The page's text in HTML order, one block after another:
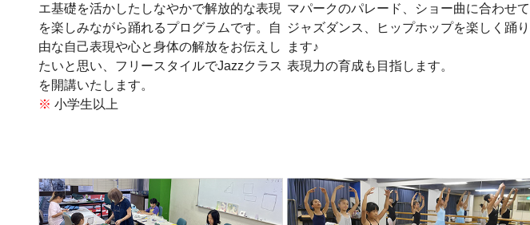
エ基礎を活かしたしなやかで解放的な表現
を楽しみながら踊れるプログラムです。自
由な自己表現や心と身体の解放をお伝えし
たいと思い、フリースタイルでJazzクラス
を開講いたします。
※ 小学生以上
マパークのパレード、ショー曲に合わせて
ジャズダンス、ヒップホップを楽しく踊り
ます♪
表現力の育成も目指します。